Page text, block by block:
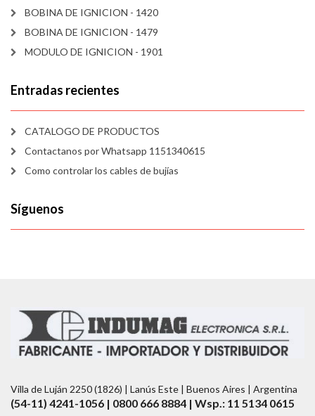
BOBINA DE IGNICION - 1420
BOBINA DE IGNICION - 1479
MODULO DE IGNICION - 1901
Entradas recientes
CATALOGO DE PRODUCTOS
Contactanos por Whatsapp 1151340615
Como controlar los cables de bujías
Síguenos
Villa de Luján 2250 (1826) | Lanús Este | Buenos Aires | Argentina
(54-11) 4241-1056 | 0800 666 8884 | Wsp.: 11 5134 0615